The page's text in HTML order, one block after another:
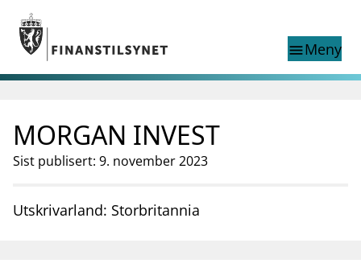
Gå til hovedinnhold
Gå til søkesiden
menuMeny
nettstedet
English
English
English home page
Tilsyn
Finanstilsynets registre
MORGAN INVEST
Sist publisert: 9. november 2023
Utskrivarland: Storbritannia